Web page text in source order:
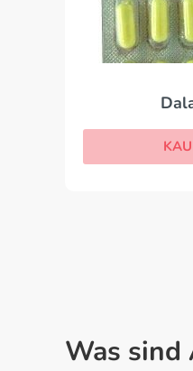
Was